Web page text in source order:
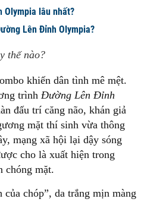
Olympia lâu nhất?
Lên Đỉnh Olympia?
thế nào?
khiến dân tình mê mệt.
trình Đường Lên Đỉnh
đấu trí căng não, khán giả
mặt thí sinh vừa thông
mạng xã hội lại dậy sóng
cho là xuất hiện trong
chóng mặt.
chóp”, da trắng mịn màng